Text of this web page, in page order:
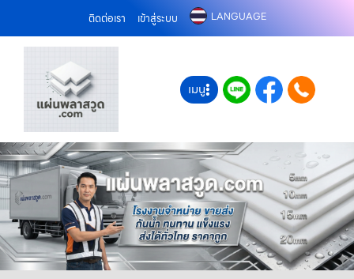
ติดต่อเรา เข้าสู่ระบบ LANGUAGE
เมนู